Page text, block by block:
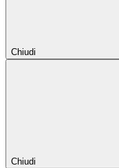
Chiudi
Chiudi